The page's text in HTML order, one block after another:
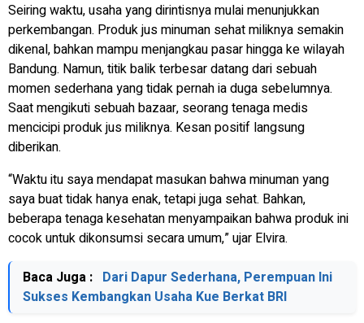
Seiring waktu, usaha yang dirintisnya mulai menunjukkan
perkembangan. Produk jus minuman sehat miliknya semakin
dikenal, bahkan mampu menjangkau pasar hingga ke wilayah
Bandung. Namun, titik balik terbesar datang dari sebuah
momen sederhana yang tidak pernah ia duga sebelumnya.
Saat mengikuti sebuah bazaar, seorang tenaga medis
mencicipi produk jus miliknya. Kesan positif langsung
diberikan.
“Waktu itu saya mendapat masukan bahwa minuman yang
saya buat tidak hanya enak, tetapi juga sehat. Bahkan,
beberapa tenaga kesehatan menyampaikan bahwa produk ini
cocok untuk dikonsumsi secara umum,” ujar Elvira.
Baca Juga : Dari Dapur Sederhana, Perempuan Ini
Sukses Kembangkan Usaha Kue Berkat BRI